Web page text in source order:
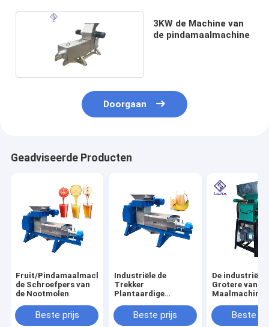
3KW de Machine van
de pindamaalmachine
Doorgaan
Geadviseerde Producten
Fruit/Pindamaalmachinemachine/Commerciële
de Schroefpers van
de Nootmolen
Beste prijs
Industriële de
Trekker
Plantaardige
het Gembersap 3 kW
Machts 1800 * 600 *
Beste prijs
De industriële
Grotere van
Klantgerichte
Beste